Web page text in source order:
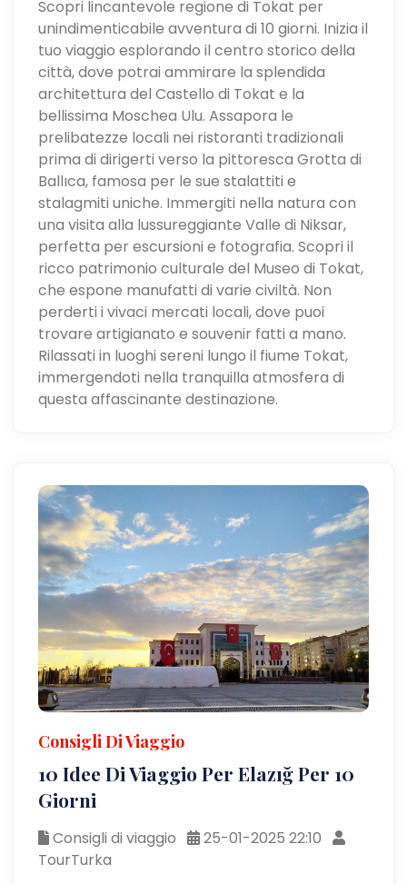
Scopri lincantevole regione di Tokat per
unindimenticabile avventura di 10 giorni. Inizia il
tuo viaggio esplorando il centro storico della
città, dove potrai ammirare la splendida
architettura del Castello di Tokat e la
bellissima Moschea Ulu. Assapora le
prelibatezze locali nei ristoranti tradizionali
prima di dirigerti verso la pittoresca Grotta di
Ballıca, famosa per le sue stalattiti e
stalagmiti uniche. Immergiti nella natura con
una visita alla lussureggiante Valle di Niksar,
perfetta per escursioni e fotografia. Scopri il
ricco patrimonio culturale del Museo di Tokat,
che espone manufatti di varie civiltà. Non
perderti i vivaci mercati locali, dove puoi
trovare artigianato e souvenir fatti a mano.
Rilassati in luoghi sereni lungo il fiume Tokat,
immergendoti nella tranquilla atmosfera di
questa affascinante destinazione.
Consigli Di Viaggio
10 Idee Di Viaggio Per Elazığ Per 10
Giorni
Consigli di viaggio
25-01-2025 22:10
TourTurka